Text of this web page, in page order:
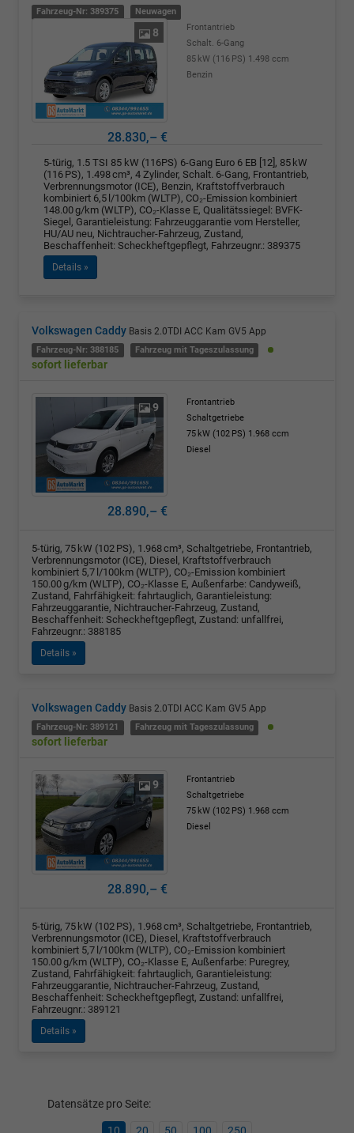
Fahrzeug-Nr: 389375 Neuwagen
8
Frontantrieb
Schalt. 6-Gang
85 kW (116 PS) 1.498 ccm
Benzin
28.830,– €
5-türig, 1.5 TSI 85 kW (116PS) 6-Gang Euro 6 EB [12], 85 kW
(116 PS), 1.498 cm³, 4 Zylinder, Schalt. 6-Gang, Frontantrieb,
Verbrennungsmotor (ICE), Benzin, Kraftstoffverbrauch
kombiniert 6,5 l/100km (WLTP), CO₂-Emission kombiniert
148.00 g/km (WLTP), CO₂-Klasse E, Qualitätssiegel: BVFK-
Siegel, Garantieleistung: Fahrzeuggarantie vom Hersteller,
HU/AU neu, Nichtraucher-Fahrzeug, Zustand,
Beschaffenheit: Scheckheftgepflegt, Fahrzeugnr.: 389375
Details »
Volkswagen Caddy Basis 2.0TDI ACC Kam GV5 App
Fahrzeug-Nr: 388185 Fahrzeug mit Tageszulassung
sofort lieferbar
9
Frontantrieb
Schaltgetriebe
75 kW (102 PS) 1.968 ccm
Diesel
28.890,– €
5-türig, 75 kW (102 PS), 1.968 cm³, Schaltgetriebe, Frontantrieb,
Verbrennungsmotor (ICE), Diesel, Kraftstoffverbrauch
kombiniert 5,7 l/100km (WLTP), CO₂-Emission kombiniert
150.00 g/km (WLTP), CO₂-Klasse E, Außenfarbe: Candyweiß,
Zustand, Fahrfähigkeit: fahrtauglich, Garantieleistung:
Fahrzeuggarantie, Nichtraucher-Fahrzeug, Zustand,
Beschaffenheit: Scheckheftgepflegt, Zustand: unfallfrei,
Fahrzeugnr.: 388185
Details »
Volkswagen Caddy Basis 2.0TDI ACC Kam GV5 App
Fahrzeug-Nr: 389121 Fahrzeug mit Tageszulassung
sofort lieferbar
9
Frontantrieb
Schaltgetriebe
75 kW (102 PS) 1.968 ccm
Diesel
28.890,– €
5-türig, 75 kW (102 PS), 1.968 cm³, Schaltgetriebe, Frontantrieb,
Verbrennungsmotor (ICE), Diesel, Kraftstoffverbrauch
kombiniert 5,7 l/100km (WLTP), CO₂-Emission kombiniert
150.00 g/km (WLTP), CO₂-Klasse E, Außenfarbe: Puregrey,
Zustand, Fahrfähigkeit: fahrtauglich, Garantieleistung:
Fahrzeuggarantie, Nichtraucher-Fahrzeug, Zustand,
Beschaffenheit: Scheckheftgepflegt, Zustand: unfallfrei,
Fahrzeugnr.: 389121
Details »
Datensätze pro Seite: